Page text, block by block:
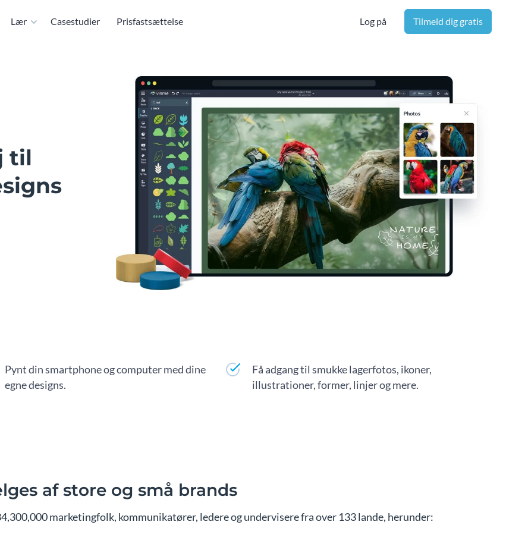
Lær Casestudier Prisfastsættelse Log på Tilmeld dig gratis
til
Pynt din smartphone og computer med dine
egne designs.
Få adgang til smukke lagerfotos, ikoner,
illustrationer, former, linjer og mere.
af store og små brands
marketingfolk, kommunikatører, ledere og undervisere fra over 133 lande, herunder: